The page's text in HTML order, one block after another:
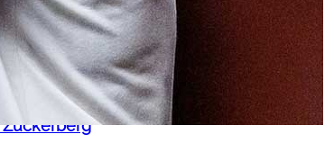
grande bersaglio
ma la responsabilità